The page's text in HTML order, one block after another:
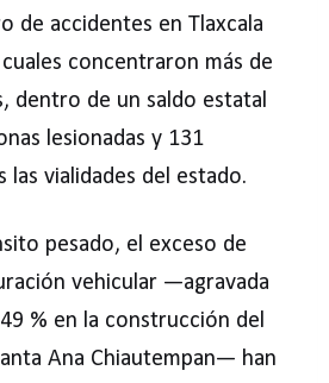
de accidentes en Tlaxcala
concentraron más de
dentro de un saldo estatal
lesionadas y 131
las vialidades del estado.
pesado, el exceso de
vehicular —agravada
% en la construcción del
Ana Chiautempan— han